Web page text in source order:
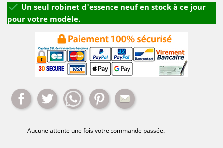
 Un seul robinet d'essence neuf en stock à ce jour
pour votre modèle.
Partager Tweet WhatsappPinterest
Aucune attente une fois votre commande passée.